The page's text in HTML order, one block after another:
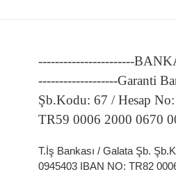
-----------------------
-------------------Garanti
Şb.Kodu: 67 / Hesap
TR59 0006 2000 0670
T.İş Bankası / Galata Şb.
0945403 IBAN NO: TR82